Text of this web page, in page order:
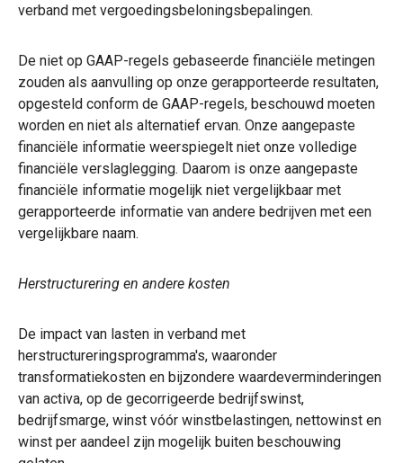
verband met vergoedingsbeloningsbepalingen.
De niet op GAAP-regels gebaseerde financiële metingen
zouden als aanvulling op onze gerapporteerde resultaten,
opgesteld conform de GAAP-regels, beschouwd moeten
worden en niet als alternatief ervan. Onze aangepaste
financiële informatie weerspiegelt niet onze volledige
financiële verslaglegging. Daarom is onze aangepaste
financiële informatie mogelijk niet vergelijkbaar met
gerapporteerde informatie van andere bedrijven met een
vergelijkbare naam.
Herstructurering en andere kosten
De impact van lasten in verband met
herstructureringsprogramma's, waaronder
transformatiekosten en bijzondere waardeverminderingen
van activa, op de gecorrigeerde bedrijfswinst,
bedrijfsmarge, winst vóór winstbelastingen, nettowinst en
winst per aandeel zijn mogelijk buiten beschouwing